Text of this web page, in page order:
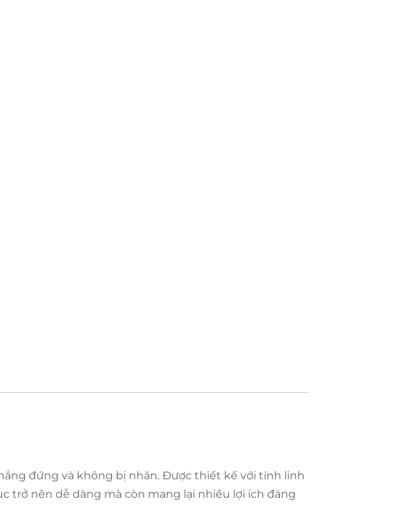
đứng và không bị nhăn. Được thiết kế với tính linh
trở nên dễ dàng mà còn mang lại nhiều lợi ích đáng